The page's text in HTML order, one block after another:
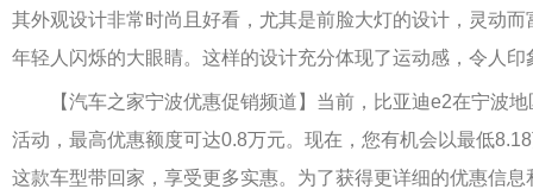
其外观设计非常时尚且好看，尤其是前脸大灯的设计，灵动而
年轻人闪烁的大眼睛。这样的设计充分体现了运动感，令人印
【汽车之家宁波优惠促销频道】当前，比亚迪e2在宁波地
活动，最高优惠额度可达0.8万元。现在，您有机会以最低
这款车型带回家，享受更多实惠。为了获得更详细的优惠信息